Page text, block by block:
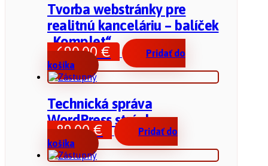
Tvorba webstránky pre
realitnú kanceláriu – balíček
„Komplet“
690,00 €
Pridať do
košíka
Technická správa
WordPress stránky
89,00€
Pridať do
košíka